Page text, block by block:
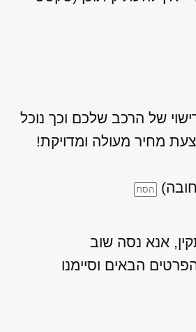
של הרכב שלכם וכך נוכל
מחיר מעולה ומדויקת!
אנא נסה שוב
הבאים וסיימנו